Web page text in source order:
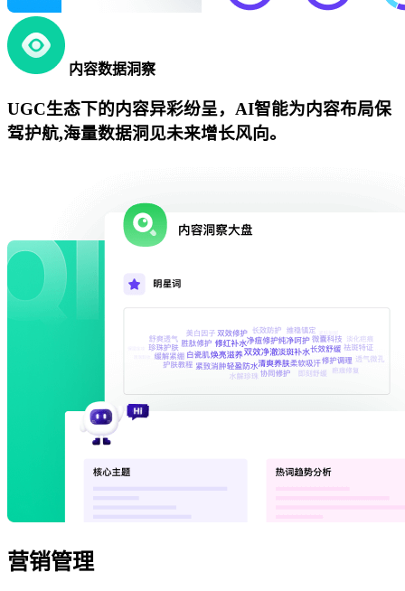
内容数据洞察
UGC生态下的内容异彩纷呈，AI智能为内容布局保
驾护航,海量数据洞见未来增长风向。
营销管理